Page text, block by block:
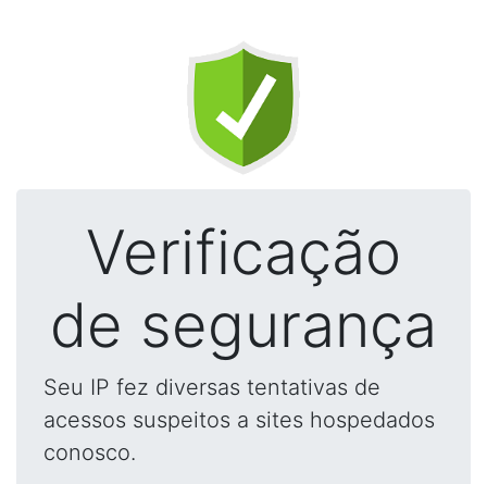
Verificação
de segurança
Seu IP fez diversas tentativas de
acessos suspeitos a sites hospedados
conosco.